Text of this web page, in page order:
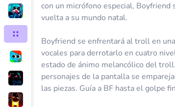
con un micrófono especial,
vuelta a su mundo natal.
Boyfriend se enfrentará al troll en
vocales para derrotarlo en cuatro
estado de ánimo melancólico del
personajes de la pantalla se
las piezas. Guía a BF hasta el golpe